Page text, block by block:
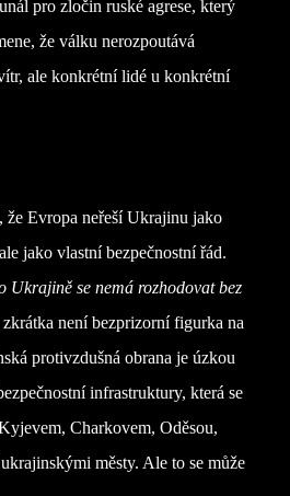
pro zločin ruské agrese, který
že válku nerozpoutává
ale konkrétní lidé u konkrétní
že Evropa neřeší Ukrajinu jako
jako vlastní bezpečnostní řád.
Ukrajině se nemá rozhodovat bez
není bezprizorní figurka na
protivzdušná obrana je úzkou
infrastruktury, která se
Charkovem, Oděsou,
městy. Ale to se může